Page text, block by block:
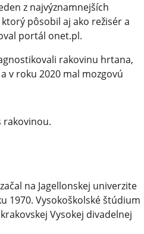
z najvýznamnejších
pôsobil aj ako režisér a
portál onet.pl.
rakovinu hrtana,
v roku 2020 mal mozgovú
rakovinou.
na Jagellonskej univerzite
1970. Vysokoškolské štúdium
Vysokej divadelnej